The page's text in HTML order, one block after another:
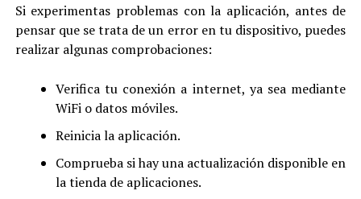
Si experimentas problemas con la aplicación, antes de
pensar que se trata de un error en tu dispositivo, puedes
realizar algunas comprobaciones:
Verifica tu conexión a internet, ya sea mediante
WiFi o datos móviles.
Reinicia la aplicación.
Comprueba si hay una actualización disponible en
la tienda de aplicaciones.